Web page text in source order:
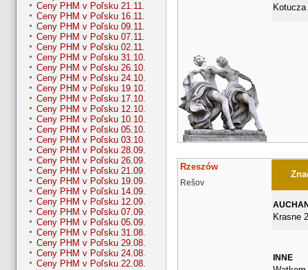
Ceny PHM v Poľsku 21.11.
Ceny PHM v Poľsku 16.11.
Ceny PHM v Poľsku 09.11.
Ceny PHM v Poľsku 07.11.
Ceny PHM v Poľsku 02.11.
Ceny PHM v Poľsku 31.10.
Ceny PHM v Poľsku 26.10.
Ceny PHM v Poľsku 24.10.
Ceny PHM v Poľsku 19.10.
Ceny PHM v Poľsku 17.10.
Ceny PHM v Poľsku 12.10.
Ceny PHM v Poľsku 10.10.
Ceny PHM v Poľsku 05.10.
Ceny PHM v Poľsku 03.10.
Ceny PHM v Poľsku 28.09.
Ceny PHM v Poľsku 26.09.
Ceny PHM v Poľsku 21.09.
Ceny PHM v Poľsku 19.09.
Ceny PHM v Poľsku 14.09.
Ceny PHM v Poľsku 12.09.
Ceny PHM v Poľsku 07.09.
Ceny PHM v Poľsku 05.09.
Ceny PHM v Poľsku 31.08.
Ceny PHM v Poľsku 29.08.
Ceny PHM v Poľsku 24.08.
Ceny PHM v Poľsku 22.08.
Kotucza
Rzeszów
Rešov
Krasne
INNE